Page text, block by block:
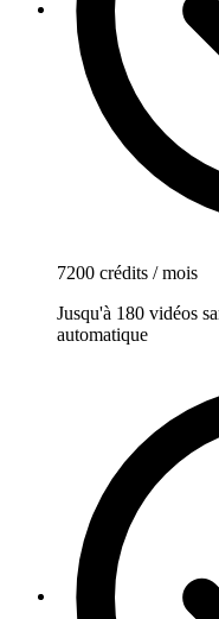
7200 crédits / mois
Jusqu'à 180 vidéos
automatique